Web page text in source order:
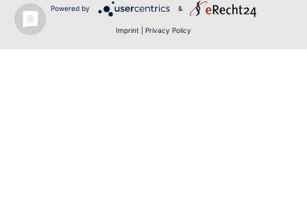
Powered by &
Imprint Privacy Policy